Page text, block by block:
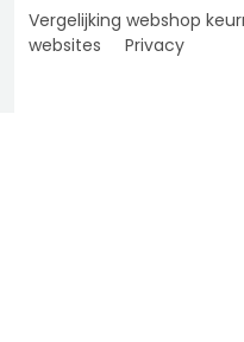
Vergelijking webshop
websites
Privacy